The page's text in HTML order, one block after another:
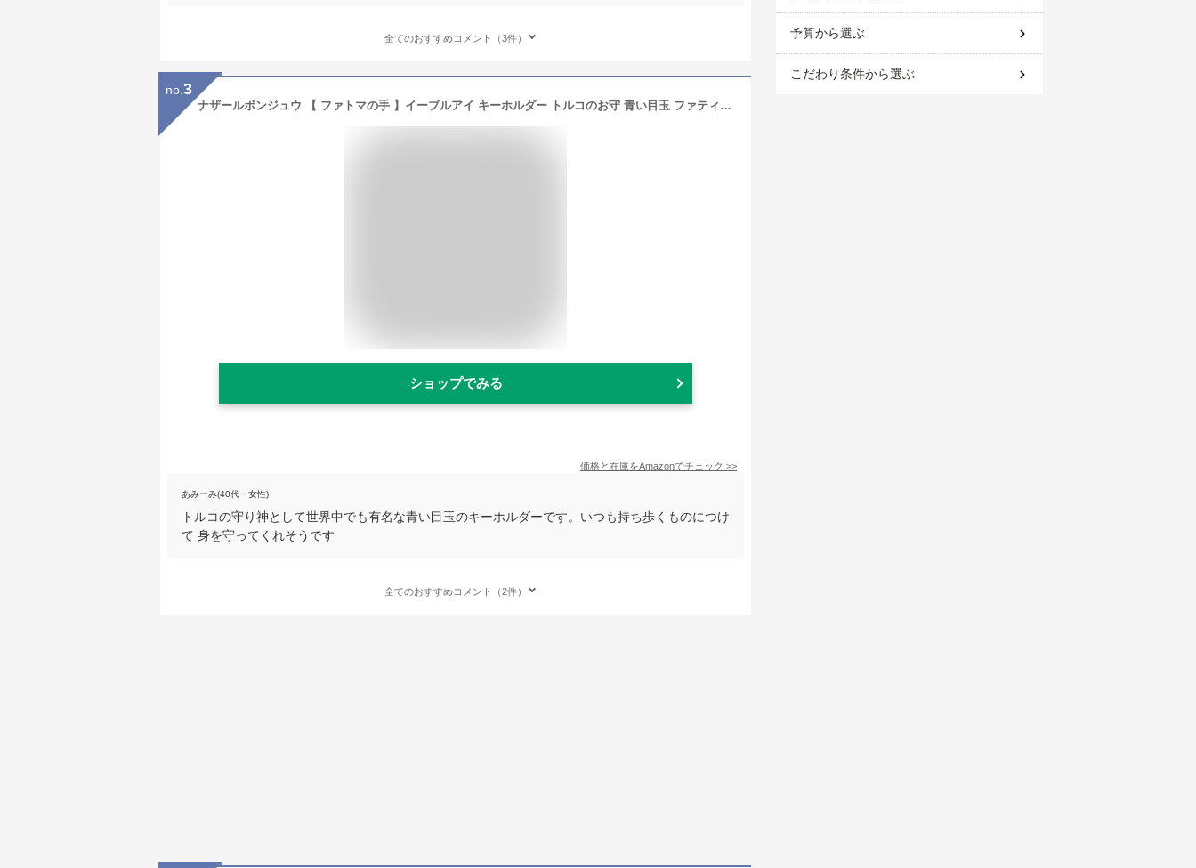
全てのおすすめコメント（3件）
no. 3
ナザールボンジュウ 【 ファトマの手 】イーブルアイ キーホルダー トルコのお守 青い目玉 ファティマの手 ハムサ
ショップでみる
価格と在庫をAmazonでチェック >>
あみーみ(40代・女性)
トルコの守り神として世界中でも有名な青い目玉のキーホルダーです。いつも持ち歩くものにつけ
て 身を守ってくれそうです
全てのおすすめコメント（2件）
予算から選ぶ
こだわり条件から選ぶ